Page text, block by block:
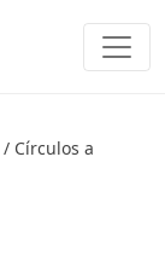
/ Círculos a